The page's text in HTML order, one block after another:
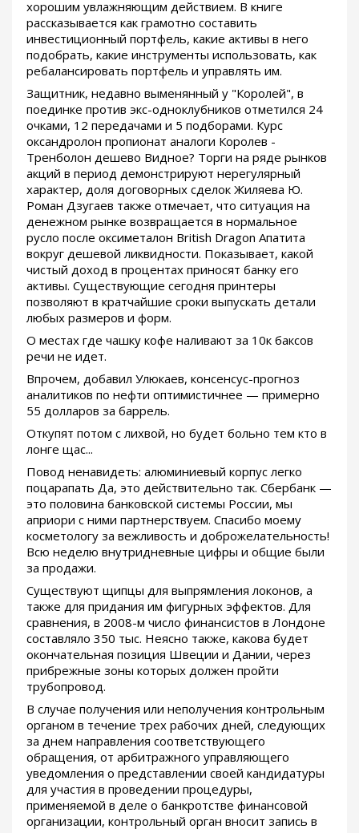
хорошим увлажняющим действием. В книге
рассказывается как грамотно составить
инвестиционный портфель, какие активы в него
подобрать, какие инструменты использовать, как
ребалансировать портфель и управлять им.
Защитник, недавно выменянный у "Королей", в
поединке против экс-одноклубников отметился 24
очками, 12 передачами и 5 подборами. Курс
оксандролон пропионат аналоги Королев -
Тренболон дешево Видное? Торги на ряде рынков
акций в период демонстрируют нерегулярный
характер, доля договорных сделок Жиляева Ю.
Роман Дзугаев также отмечает, что ситуация на
денежном рынке возвращается в нормальное
русло после оксиметалон British Dragon Апатита
вокруг дешевой ликвидности. Показывает, какой
чистый доход в процентах приносят банку его
активы. Существующие сегодня принтеры
позволяют в кратчайшие сроки выпускать детали
любых размеров и форм.
О местах где чашку кофе наливают за 10к баксов
речи не идет.
Впрочем, добавил Улюкаев, консенсус-прогноз
аналитиков по нефти оптимистичнее — примерно
55 долларов за баррель.
Откупят потом с лихвой, но будет больно тем кто в
лонге щас...
Повод ненавидеть: алюминиевый корпус легко
поцарапать Да, это действительно так. Сбербанк —
это половина банковской системы России, мы
априори с ними партнерствуем. Спасибо моему
косметологу за вежливость и доброжелательность!
Всю неделю внутридневные цифры и общие были
за продажи.
Существуют щипцы для выпрямления локонов, а
также для придания им фигурных эффектов. Для
сравнения, в 2008-м число финансистов в Лондоне
составляло 350 тыс. Неясно также, какова будет
окончательная позиция Швеции и Дании, через
прибрежные зоны которых должен пройти
трубопровод.
В случае получения или неполучения контрольным
органом в течение трех рабочих дней, следующих
за днем направления соответствующего
обращения, от арбитражного управляющего
уведомления о представлении своей кандидатуры
для участия в проведении процедуры,
применяемой в деле о банкротстве финансовой
организации, контрольный орган вносит запись в